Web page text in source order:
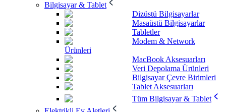
Bilgisayar & Tablet
Dizüstü Bilgisayarlar
Masaüstü Bilgisayarlar
Tabletler
Modem & Network
Ürünleri
MacBook Aksesuarları
Veri Depolama Ürünleri
Bilgisayar Çevre Birimleri
Tablet Aksesuarları
Tüm Bilgisayar & Tablet